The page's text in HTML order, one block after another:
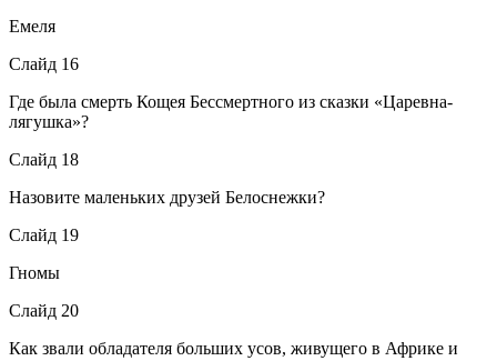
Емеля
Слайд 16
Где была смерть Кощея Бессмертного из сказки «Царевна-
лягушка»?
Слайд 18
Назовите маленьких друзей Белоснежки?
Слайд 19
Гномы
Слайд 20
Как звали обладателя больших усов, живущего в Африке и